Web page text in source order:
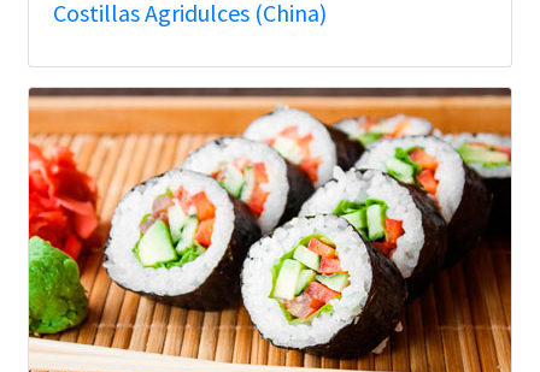
Costillas Agridulces (China)